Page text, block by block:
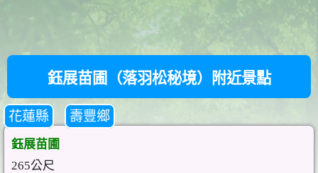
鈺展苗圃（落羽松秘境）附近景點
花蓮縣 壽豐鄉
鈺展苗圃
265公尺